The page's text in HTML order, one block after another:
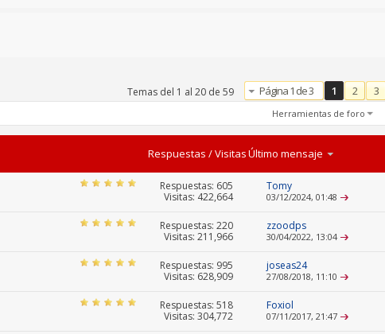
Página 1 de 3 1 2 3
Temas del 1 al 20 de 59
Herramientas de foro
Respuestas /VisitasÚltimo mensaje
Respuestas: 605
Visitas: 422,664
Tomy
03/12/2024, 01:48
Respuestas:220
Visitas: 211,966
zzoodps
30/04/2022, 13:04
Respuestas: 995
Visitas: 628,909
joseas24
27/08/2018, 11:10
Respuestas:518
Visitas: 304,772
Foxiol
07/11/2017, 21:47